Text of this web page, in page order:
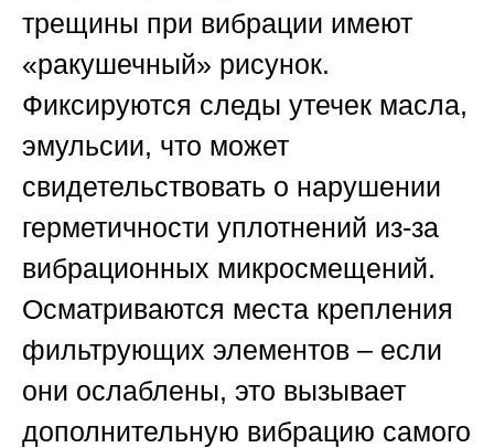
трещины при вибрации имеют
«ракушечный» рисунок.
Фиксируются следы утечек масла,
эмульсии, что может
свидетельствовать о нарушении
герметичности уплотнений из-за
вибрационных микросмещений.
Осматриваются места крепления
фильтрующих элементов – если
они ослаблены, это вызывает
дополнительную вибрацию самого